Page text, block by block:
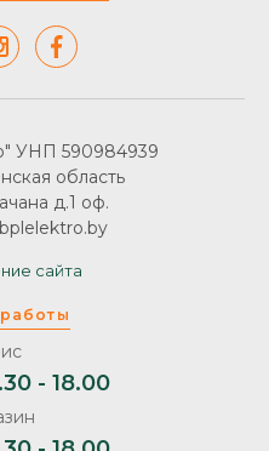
- 18.00
УНП 590984939
область
д.1 оф.
сайта